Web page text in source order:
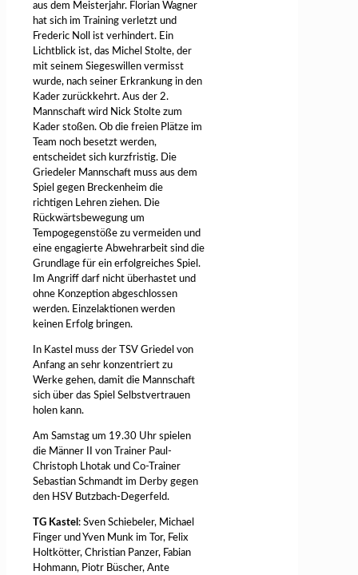
aus dem Meisterjahr. Florian Wagner
hat sich im Training verletzt und
Frederic Noll ist verhindert. Ein
Lichtblick ist, das Michel Stolte, der
mit seinem Siegeswillen vermisst
wurde, nach seiner Erkrankung in den
Kader zurückkehrt. Aus der 2.
Mannschaft wird Nick Stolte zum
Kader stoßen. Ob die freien Plätze im
Team noch besetzt werden,
entscheidet sich kurzfristig. Die
Griedeler Mannschaft muss aus dem
Spiel gegen Breckenheim die
richtigen Lehren ziehen. Die
Rückwärtsbewegung um
Tempogegenstöße zu vermeiden und
eine engagierte Abwehrarbeit sind die
Grundlage für ein erfolgreiches Spiel.
Im Angriff darf nicht überhastet und
ohne Konzeption abgeschlossen
werden. Einzelaktionen werden
keinen Erfolg bringen.
In Kastel muss der TSV Griedel von
Anfang an sehr konzentriert zu
Werke gehen, damit die Mannschaft
sich über das Spiel Selbstvertrauen
holen kann.
Am Samstag um 19.30 Uhr spielen
die Männer II von Trainer Paul-
Christoph Lhotak und Co-Trainer
Sebastian Schmandt im Derby gegen
den HSV Butzbach-Degerfeld.
TG Kastel : Sven Schiebeler, Michael
Finger und Yven Munk im Tor, Felix
Holtkötter, Christian Panzer, Fabian
Hohmann, Piotr Büscher, Ante